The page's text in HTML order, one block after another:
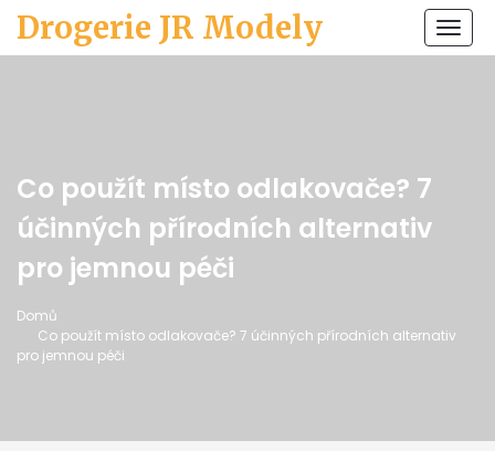
Drogerie JR Modely
Co použít místo odlakovače? 7
účinných přírodních alternativ
pro jemnou péči
Domů
Co použít místo odlakovače? 7 účinných přírodních alternativ
pro jemnou péči